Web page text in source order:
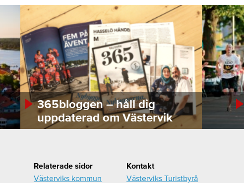
365bloggen – håll dig
uppdaterad om Västervik
Relaterade sidor
Västerviks kommun
Kontakt
Västerviks Turistbyrå